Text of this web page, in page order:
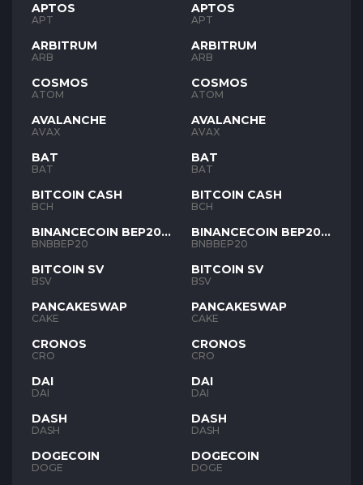
APTOS
APT
ARBITRUM
ARB
COSMOS
ATOM
AVALANCHE
AVAX
BAT
BAT
BITCOIN CASH
BCH
BINANCECOIN BEP20
BNB
BNBBEP20
BITCOIN SV
BSV
PANCAKESWAP
CAKE
CRONOS
CRO
DAI
DAI
DASH
DASH
DOGECOIN
DOGE
APTOS
APT
ARBITRUM
ARB
COSMOS
ATOM
AVALANCHE
AVAX
BAT
BAT
BITCOIN CASH
BCH
BINANCECOIN BEP20
BNB
BNBBEP20
BITCOIN SV
BSV
PANCAKESWAP
CAKE
CRONOS
CRO
DAI
DAI
DASH
DASH
DOGECOIN
DOGE